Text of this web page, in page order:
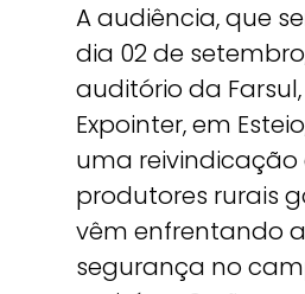
A audiência, que
dia 02 de
auditório da
Expointer, em
uma reivindicação
produtores rurais
vêm enfrentando
segurança no